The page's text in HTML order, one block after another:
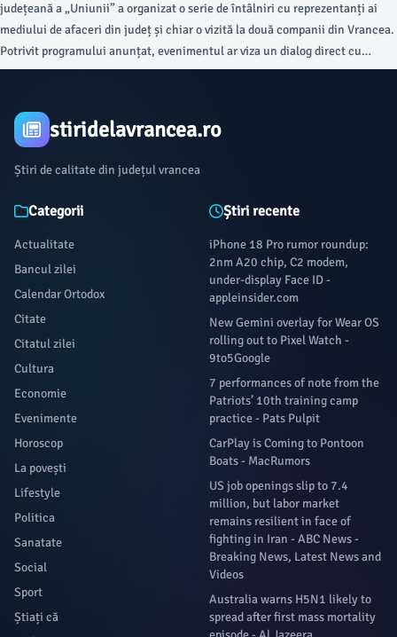
județeană a „Uniunii” a organizat o serie de întâlniri cu reprezentanți ai
mediului de afaceri din județ și chiar o vizită la două companii din Vrancea.
Potrivit programului anunțat, evenimentul ar viza un dialog direct cu
antreprenorii vrânceni privind provocările cu care se confruntă,
contribui la crearea unui mediu economic mai competitiv și mai predictibil.
stiridelavrancea.ro
Știri de calitate din județul vrancea
Categorii
Actualitate
Bancul zilei
Calendar Ortodox
Citate
Citatul zilei
Cultura
Economie
Evenimente
Horoscop
La povești
Lifestyle
Politica
Sanatate
Social
Sport
Știați că
Știri recente
iPhone 18 Pro rumor roundup:
2nm A20 chip, C2 modem,
under-display Face ID -
appleinsider.com
New Gemini overlay for Wear OS
rolling out to Pixel Watch -
9to5Google
7 performances of note from the
Patriots’ 10th training camp
practice - Pats Pulpit
CarPlay is Coming to Pontoon
Boats - MacRumors
US job openings slip to 7.4
million, but labor market
remains resilient in face of
fighting in Iran - ABC News -
Breaking News, Latest News and
Videos
Australia warns H5N1 likely to
spread after first mass mortality